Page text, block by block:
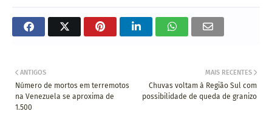
MAIS RECENTES
Chuvas voltam à Região Sul com
possibilidade de queda de granizo
ANTIGOS
Número de mortos em terremotos
na Venezuela se aproxima de
1.500